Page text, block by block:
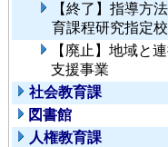
【終了】指導方
育課程研究指定
【廃止】地域と
支援事業
社会教育課
図書館
人権教育課